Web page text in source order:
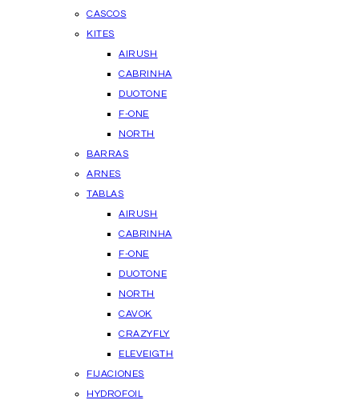
CASCOS
KITES
AIRUSH
CABRINHA
DUOTONE
F-ONE
NORTH
BARRAS
ARNES
TABLAS
AIRUSH
CABRINHA
F-ONE
DUOTONE
NORTH
CAVOK
CRAZYFLY
ELEVEIGTH
FIJACIONES
HYDROFOIL